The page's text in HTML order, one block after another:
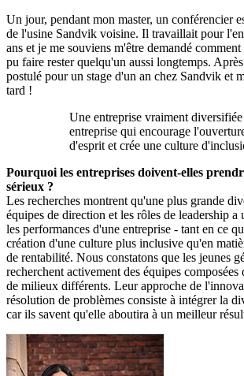
Un jour, pendant mon master, un conférencier
de l'usine Sandvik voisine. Il travaillait pour
ans et je me souviens m'être demandé
pu faire rester quelqu'un aussi longtemps.
postulé pour un stage d'un an chez Sandvik et
tard !
Une entreprise vraiment diversifiée
entreprise qui encourage
d'esprit et crée une culture
Pourquoi les entreprises doivent-elles
sérieux ?
Les recherches montrent qu'une plus grande
équipes de direction et les rôles de leadership a
les performances d'une entreprise - tant en ce
création d'une culture plus inclusive qu'en
de rentabilité. Nous constatons que les jeunes
recherchent activement des équipes composées
de milieux différents. Leur approche de
résolution de problèmes consiste à intégrer la
car ils savent qu'elle aboutira à un meilleur